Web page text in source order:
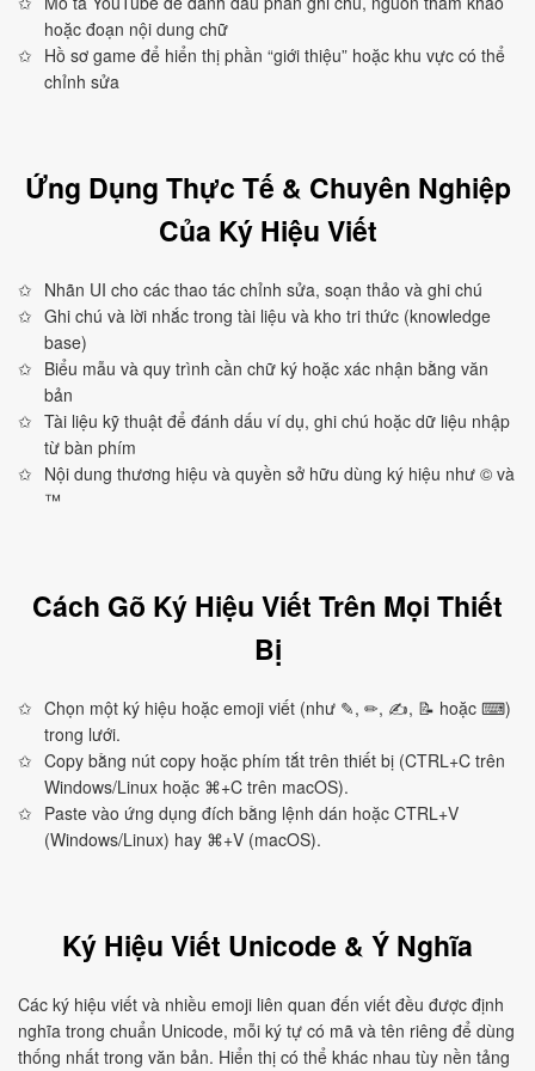
hoặc đoạn nội dung chữ
Hồ sơ game để hiển thị phần “giới thiệu” hoặc khu vực có thể
chỉnh sửa
Ứng Dụng Thực Tế & Chuyên Nghiệp
Của Ký Hiệu Viết
Nhãn UI cho các thao tác chỉnh sửa, soạn thảo và ghi chú
Ghi chú và lời nhắc trong tài liệu và kho tri thức (knowledge
base)
Biểu mẫu và quy trình cần chữ ký hoặc xác nhận bằng văn
bản
Tài liệu kỹ thuật để đánh dấu ví dụ, ghi chú hoặc dữ liệu nhập
từ bàn phím
Nội dung thương hiệu và quyền sở hữu dùng ký hiệu như © và
™
Cách Gõ Ký Hiệu Viết Trên Mọi Thiết
Bị
Chọn một ký hiệu hoặc emoji viết (như ✎, ✏, ✍, 📝 hoặc ⌨)
trong lưới.
Copy bằng nút copy hoặc phím tắt trên thiết bị (CTRL+C trên
Windows/Linux hoặc ⌘+C trên macOS).
Paste vào ứng dụng đích bằng lệnh dán hoặc CTRL+V
(Windows/Linux) hay ⌘+V (macOS).
Ký Hiệu Viết Unicode & Ý Nghĩa
Các ký hiệu viết và nhiều emoji liên quan đến viết đều được định
nghĩa trong chuẩn Unicode, mỗi ký tự có mã và tên riêng để dùng
thống nhất trong văn bản. Hiển thị có thể khác nhau tùy nền tảng